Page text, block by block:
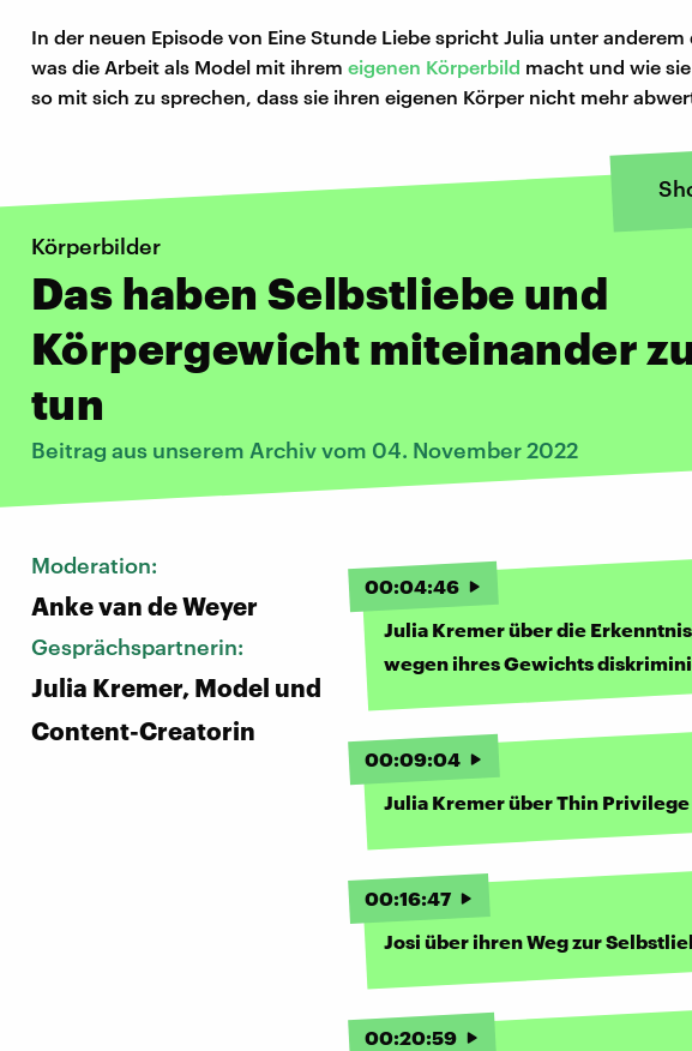
In der neuen Episode von Eine Stunde Liebe spricht Julia unter anderem
was die Arbeit als Model mit ihrem eigenen Körperbild macht und wie
so mit sich zu sprechen, dass sie ihren eigenen Körper nicht mehr
Körperbilder
Das haben Selbstliebe und
Körpergewicht miteinander
tun
Beitrag aus unserem Archiv vom 04. November 2022
Moderation:
Anke van de Weyer
Gesprächspartnerin:
Julia Kremer, Model und
Content-Creatorin
00:04:46
Julia Kremer über die
wegen ihres Gewichts
00:09:04
Julia Kremer über Thin Privilege
00:16:47
Josi über ihren Weg zur
00:20:59